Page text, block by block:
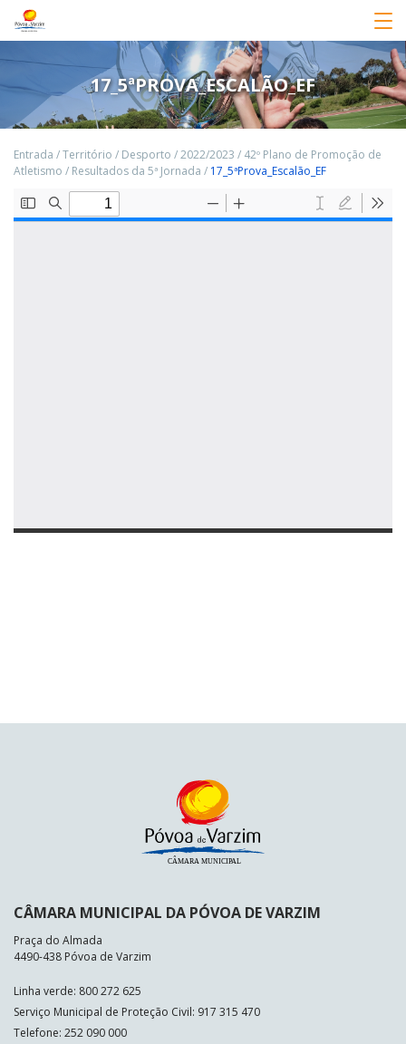
17_5ªPROVA_ESCALÃO_EF
Entrada /Território / Desporto /2022/2023 / 42º Plano de Promoção de
Atletismo / Resultados da 5ª Jornada / 17_5ªProva_Escalão_EF
CÂMARA MUNICIPAL DA PÓVOA DE VARZIM
Praça do Almada
4490-438 Póvoa de Varzim
Linha verde: 800 272 625
Serviço Municipal de Proteção Civil: 917 315 470
Telefone: 252 090 000